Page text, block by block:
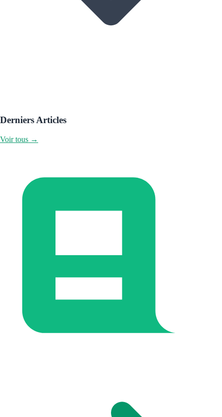
Derniers Articles
Voir tous →